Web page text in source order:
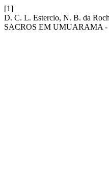
[1]
D. C. L. Estercio, N. B. da
SACROS EM UMUARAMA -